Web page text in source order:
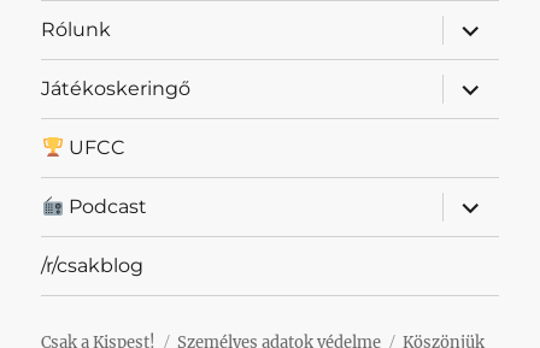
Rólunk
almenü
Játékoskeringő
almenü
UFCC
Podcast
almenü
/r/csakblog
Csak a Kispest! Személyes adatok védelme
Köszönjük